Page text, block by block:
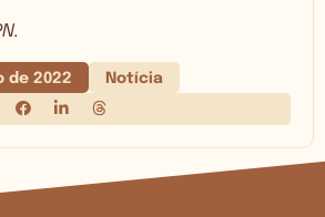
de 2022 Notícia